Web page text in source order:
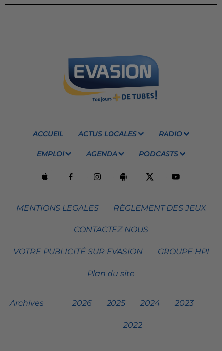
ACCUEIL ACTUS LOCALES RADIO
EMPLOI AGENDA PODCASTS
MENTIONS LEGALES RÈGLEMENT DES JEUX
CONTACTEZ NOUS
VOTRE PUBLICITÉ SUR EVASION GROUPE HPI
Plan du site
Archives 2026 2025 2024 2023
2022